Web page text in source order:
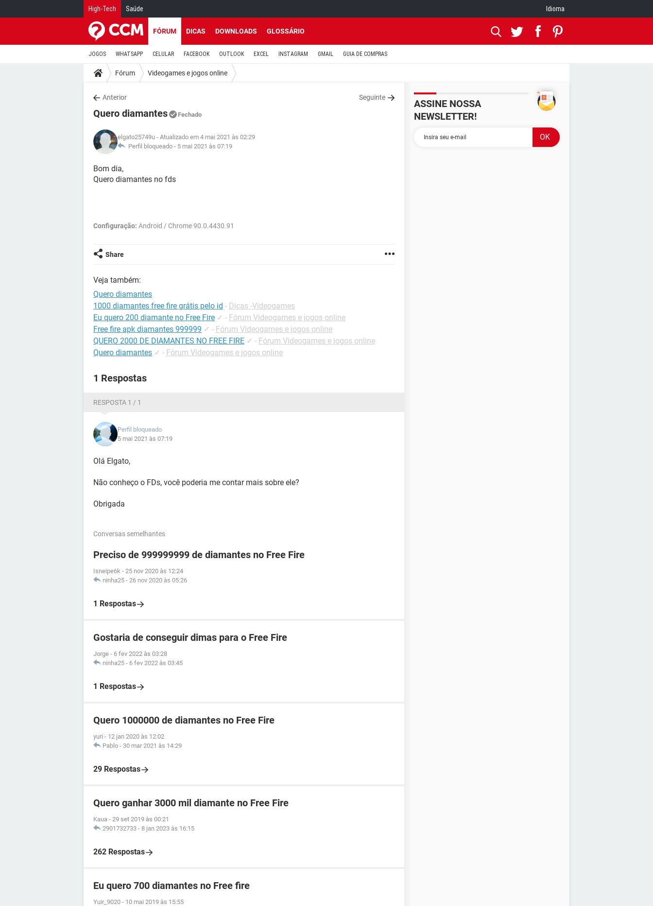
High-Tech Saúde Idioma
FÓRUM DICAS DOWNLOADS GLOSSÁRIO
JOGOS WHATSAPP CELULAR FACEBOOK OUTLOOK EXCEL INSTAGRAM GMAIL GUIA DE COMPRAS
Fórum Videogames e jogos online
Anterior Seguinte
Quero diamantes Fechado
elgato25749u - Atualizado em 4 mai 2021 às 02:29
Perfil bloqueado - 5 mai 2021 às 07:19
Bom dia,
Quero diamantes no fds
Configuração: Android / Chrome 90.0.4430.91
Share
Veja também:
Quero diamantes
1000 diamantes free fire grátis pelo id - Dicas -Videogames
Eu quero 200 diamante no Free Fire ✓ - Fórum Videogames e jogos online
Free fire apk diamantes 999999 ✓ - Fórum Videogames e jogos online
QUERO 2000 DE DIAMANTES NO FREE FIRE ✓ - Fórum Videogames e jogos online
Quero diamantes ✓ - Fórum Videogames e jogos online
1 Respostas
RESPOSTA 1 / 1
Perfil bloqueado
5 mai 2021 às 07:19
Olá Elgato,
Não conheço o FDs, você poderia me contar mais sobre ele?
Obrigada
Conversas semelhantes
Preciso de 999999999 de diamantes no Free Fire
Isneipe6k - 25 nov 2020 às 12:24
ninha25 - 26 nov 2020 às 05:26
1 Respostas
Gostaria de conseguir dimas para o Free Fire
Jorge - 6 fev 2022 às 03:28
ninha25 - 6 fev 2022 às 03:45
1 Respostas
Quero 1000000 de diamantes no Free Fire
yuri - 12 jan 2020 às 12:02
Pablo - 30 mar 2021 às 14:29
29 Respostas
Quero ganhar 3000 mil diamante no Free Fire
Kaua - 29 set 2019 às 00:21
2901732733 - 8 jan 2023 às 16:15
262 Respostas
Eu quero 700 diamantes no Free fire
Yuir_9020 - 10 mai 2019 às 15:55
ASSINE NOSSA
NEWSLETTER!